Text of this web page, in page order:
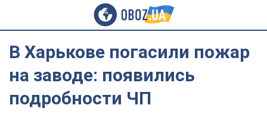
В Харькове погасили пожар
на заводе: появились
подробности ЧП